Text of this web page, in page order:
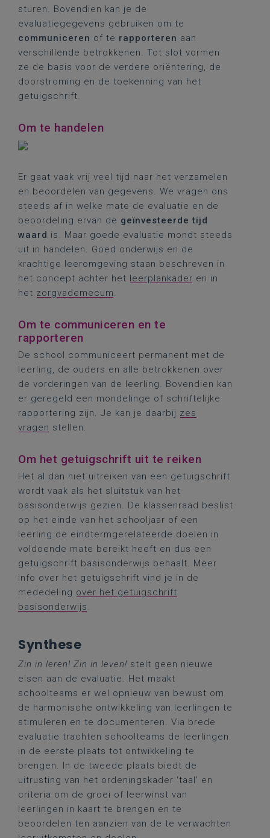
sturen. Bovendien kan je de
evaluatiegegevens gebruiken om te
communiceren of te rapporteren aan
verschillende betrokkenen. Tot slot vormen
ze de basis voor de verdere oriëntering, de
doorstroming en de toekenning van het
getuigschrift.
Om te handelen
Er gaat vaak vrij veel tijd naar het verzamelen
en beoordelen van gegevens. We vragen ons
steeds af in welke mate de evaluatie en de
beoordeling ervan de geïnvesteerde tijd
waard is. Maar goede evaluatie mondt steeds
uit in handelen. Goed onderwijs en de
krachtige leeromgeving staan beschreven in
het concept achter het leerplankader en in
het zorgvademecum.
Om te communiceren en te
rapporteren
De school communiceert permanent met de
leerling, de ouders en alle betrokkenen over
de vorderingen van de leerling. Bovendien kan
er geregeld een mondelinge of schriftelijke
rapportering zijn. Je kan je daarbij zes
vragen stellen.
Om het getuigschrift uit te reiken
Het al dan niet uitreiken van een getuigschrift
wordt vaak als het sluitstuk van het
basisonderwijs gezien. De klassenraad beslist
op het einde van het schooljaar of een
leerling de eindtermgerelateerde doelen in
voldoende mate bereikt heeft en dus een
getuigschrift basisonderwijs behaalt. Meer
info over het getuigschrift vind je in de
mededeling over het getuigschrift
basisonderwijs.
Synthese
Zin in leren! Zin in leven! stelt geen nieuwe
eisen aan de evaluatie. Het maakt
schoolteams er wel opnieuw van bewust om
de harmonische ontwikkeling van leerlingen te
stimuleren en te documenteren. Via brede
evaluatie trachten schoolteams de leerlingen
in de eerste plaats tot ontwikkeling te
brengen. In de tweede plaats biedt de
uitrusting van het ordeningskader ‘taal’ en
criteria om de groei of leerwinst van
leerlingen in kaart te brengen en te
beoordelen ten aanzien van de te verwachten